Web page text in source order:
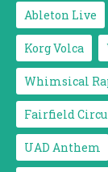
Ableton Live
Korg Volca
Whimsical
Fairfield
UAD Anthem